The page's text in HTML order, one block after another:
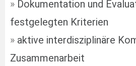
» Dokumentation und
festgelegten Kriterien
» aktive interdisziplinäre
Zusammenarbeit